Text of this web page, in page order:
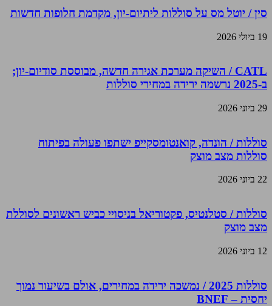
סין / יוטל מס על סוללות ליתיום-יון, מקדמת חלופות חדשות
19 ביולי 2026
CATL / השיקה מערכת אגירה חדשה, מבוססת סודיום-יון;
ב-2025 נרשמה ירידה במחירי סוללות
29 ביוני 2026
סוללות / הונדה, קואנטומסקייפ ישתפו פעולה בפיתוח
סוללות מצב מוצק
22 ביוני 2026
סוללות / סטלנטיס, פקטוריאל בניסויי כביש ראשונים לסוללת
מצב מוצק
12 ביוני 2026
סוללות 2025 / נמשכה ירידה במחירים, אולם בשיעור נמוך
יחסית – BNEF